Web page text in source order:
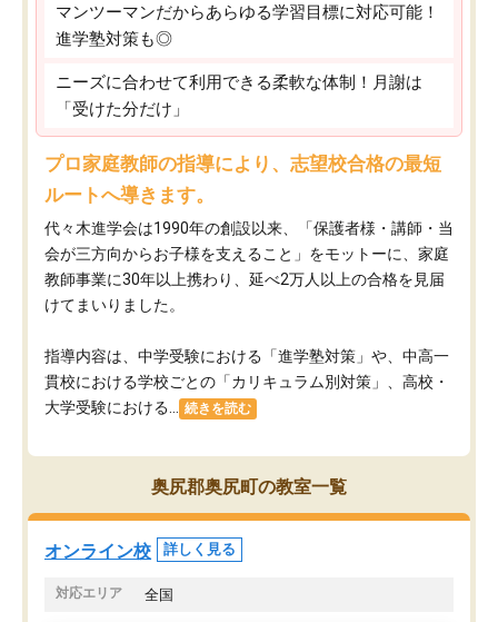
マンツーマンだからあらゆる学習目標に対応可能！
進学塾対策も◎
ニーズに合わせて利用できる柔軟な体制！月謝は
「受けた分だけ」
プロ家庭教師の指導により、志望校合格の最短
ルートへ導きます。
代々木進学会は1990年の創設以来、「保護者様・講師・当
会が三方向からお子様を支えること」をモットーに、家庭
教師事業に30年以上携わり、延べ2万人以上の合格を見届
けてまいりました。
指導内容は、中学受験における「進学塾対策」や、中高一
貫校における学校ごとの「カリキュラム別対策」、高校・
大学受験における...
続きを読む
奥尻郡奥尻町の教室一覧
オンライン校 詳しく見る
対応エリア 全国